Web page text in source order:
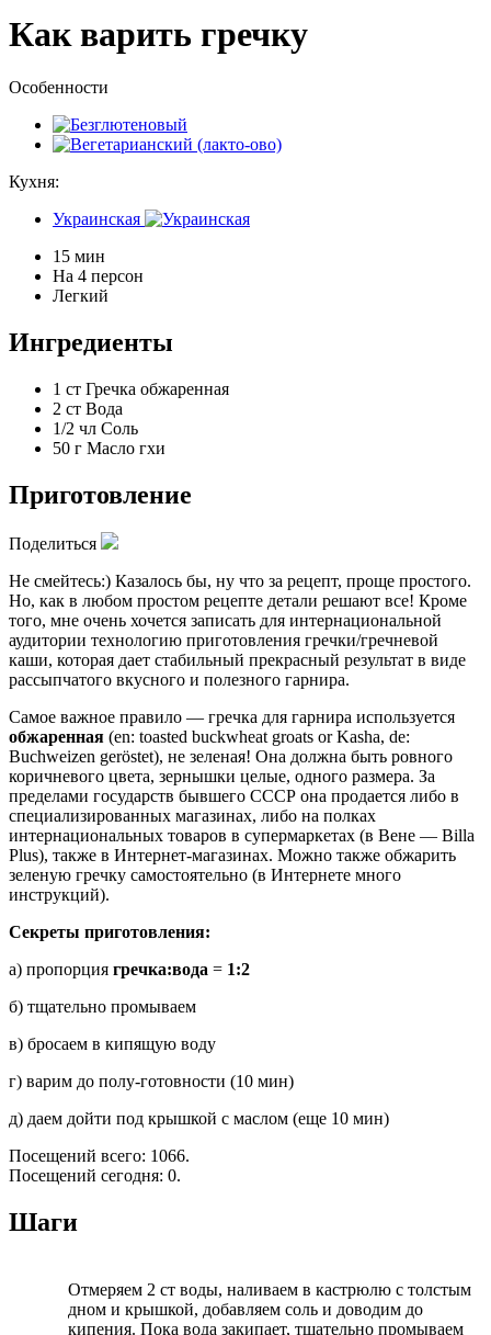
Как варить гречку
Особенности
Кухня:
Украинская
15 мин
На 4 персон
Легкий
Ингредиенты
1 ст Гречка обжаренная
2 ст Вода
1/2 чл Соль
50 г Масло гхи
Приготовление
Поделиться
Не смейтесь:) Казалось бы, ну что за рецепт, проще простого.
Но, как в любом простом рецепте детали решают все! Кроме
того, мне очень хочется записать для интернациональной
аудитории технологию приготовления гречки/гречневой
каши, которая дает стабильный прекрасный результат в виде
рассыпчатого вкусного и полезного гарнира.
Самое важное правило — гречка для гарнира используется
обжаренная (en: toasted buckwheat groats or Kasha, de:
Buchweizen geröstet), не зеленая! Она должна быть ровного
коричневого цвета, зернышки целые, одного размера. За
пределами государств бывшего СССР она продается либо в
специализированных магазинах, либо на полках
интернациональных товаров в супермаркетах (в Вене — Billa
Plus), также в Интернет-магазинах. Можно также обжарить
зеленую гречку самостоятельно (в Интернете много
инструкций).
Секреты приготовления:
а) пропорция гречка:вода = 1:2
б) тщательно промываем
в) бросаем в кипящую воду
г) варим до полу-готовности (10 мин)
д) даем дойти под крышкой с маслом (еще 10 мин)
Посещений всего: 1066.
Посещений сегодня: 0.
Шаги
Отмеряем 2 ст воды, наливаем в кастрюлю с толстым
дном и крышкой, добавляем соль и доводим до
кипения. Пока вода закипает, тщательно промываем